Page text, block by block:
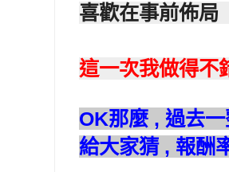
喜歡在事前佈
這一次我做得不
OK那麼 , 過去
給大家猜 , 報酬